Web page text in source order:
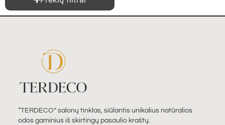
“TERDECO” salonų tinklas, siūlantis unikalius natūralios
odos gaminius iš skirtingų pasaulio kraštų.